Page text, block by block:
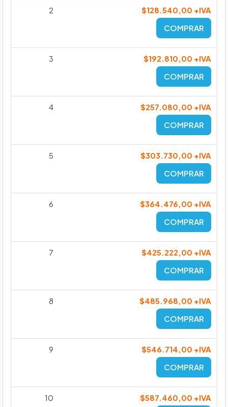
2
$128.540,00 +IVA
COMPRAR
3
$192.810,00 +IVA
COMPRAR
4
$257.080,00 +IVA
COMPRAR
5
$303.730,00 +IVA
COMPRAR
6
$364.476,00 +IVA
COMPRAR
7
$425.222,00 +IVA
COMPRAR
8
$485.968,00 +IVA
COMPRAR
9
$546.714,00 +IVA
COMPRAR
10 $587.460,00 +IVA